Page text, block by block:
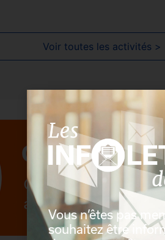
Voir toutes les activités >
Vous n’êtes pas
souhaitez être